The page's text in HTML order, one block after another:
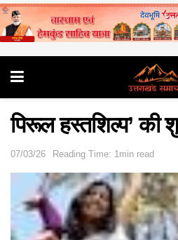
पिरूल हस्तशिल्प’
07/03/26 Reading Time: 1min read